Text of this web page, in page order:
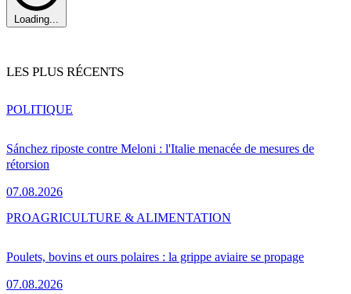
Loading...
LES PLUS RÉCENTS
Sánchez riposte contre Meloni : l'Italie menacée de mesures de
rétorsion
07.08.2026
POLITIQUE
Poulets, bovins et ours polaires : la grippe aviaire se propage
07.08.2026
PROAGRICULTURE & ALIMENTATION